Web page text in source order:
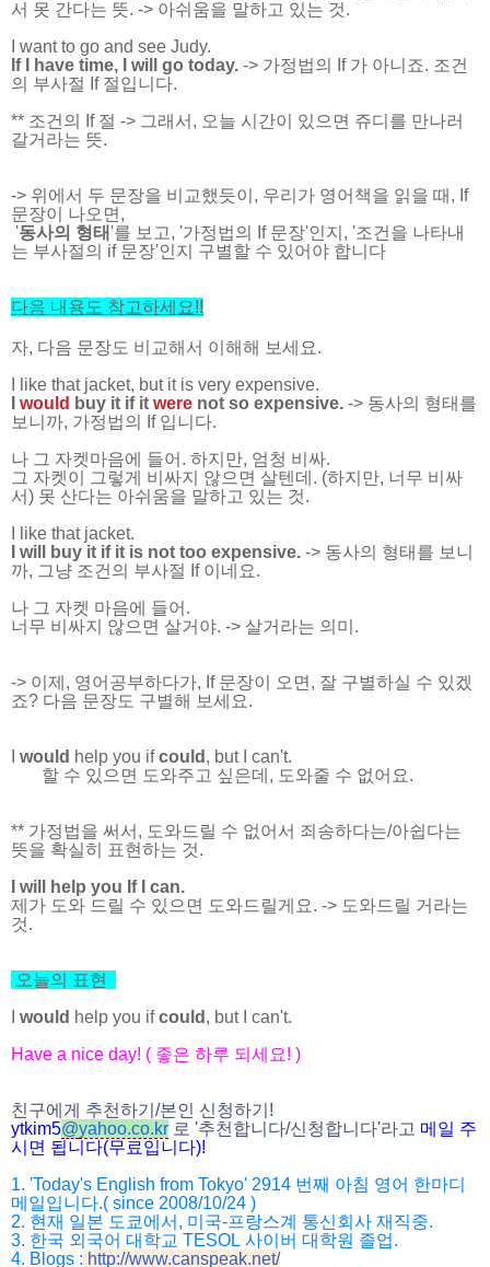
서 못 간다는 뜻. -> 아쉬움을 말하고 있는 것.
I want to go and see Judy.
If I have time, I will go today. -> 가정법의 If 가 아니죠. 조건
의 부사절 If 절입니다.
** 조건의 If 절 -> 그래서, 오늘 시간이 있으면 쥬디를 만나러
갈거라는 뜻.
-> 위에서 두 문장을 비교했듯이, 우리가 영어책을 읽을 때, If
문장이 나오면,
'동사의 형태'를 보고, '가정법의 If 문장'인지, '조건을 나타내
는 부사절의 if 문장'인지 구별할 수 있어야 합니다
다음 내용도 참고하세요!!
자, 다음 문장도 비교해서 이해해 보세요.
I like that jacket, but it is very expensive.
would buy it if it were not so expensive. -> 동사의 형태를
보니까, 가정법의 If 입니다.
나 그 자켓마음에 들어. 하지만, 엄청 비싸.
그 자켓이 그렇게 비싸지 않으면 살텐데. (하지만, 너무 비싸
서) 못 산다는 아쉬움을 말하고 있는 것.
I like that jacket.
I will buy it if it is not too expensive. -> 동사의 형태를 보니
까, 그냥 조건의 부사절 If 이네요.
나 그 자켓 마음에 들어.
너무 비싸지 않으면 살거야. -> 살거라는 의미.
-> 이제, 영어공부하다가, If 문장이 오면, 잘 구별하실 수 있겠
죠? 다음 문장도 구별해 보세요.
would help you ifcould , but I can't.
할 수 있으면 도와주고 싶은데, 도와줄 수 없어요.
** 가정법을 써서, 도와드릴 수 없어서 죄송하다는/아쉽다는
뜻을 확실히 표현하는 것.
I will help you If I can.
제가 도와 드릴 수 있으면 도와드릴게요. -> 도와드릴 거라는
것.
오늘의 표현
would help you ifcould , but I can't.
Have a nice day! ( 좋은 하루 되세요! )
친구에게 추천하기 /본인 신청하기 !
ytkim5@yahoo.co.kr 로 '추천합니다/신청합니다'라고 메일 주
시면 됩니다(무료입니다)!
1. 'Today's English from Tokyo' 2914 번째 아침 영어 한마디
메일입니다.( since 2008/10/24 )
2. 현재 일본 도쿄에서 , 미국-프랑스계 통신회사 재직중.
3. 한국 외국어 대학교 TESOL 사이버 대학원 졸업.
4. Blogs : http://www.canspeak.net/